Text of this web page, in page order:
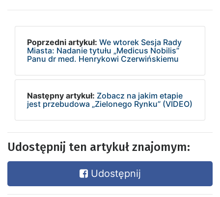
Poprzedni artykuł: We wtorek Sesja Rady
Miasta: Nadanie tytułu „Medicus Nobilis”
Panu dr med. Henrykowi Czerwińskiemu
Następny artykuł: Zobacz na jakim etapie
jest przebudowa „Zielonego Rynku” (VIDEO)
Udostępnij ten artykuł znajomym:
Udostępnij